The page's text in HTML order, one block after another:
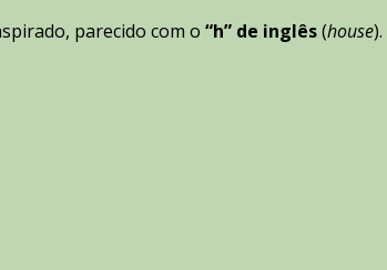
parecido com o “h” de inglês(house).